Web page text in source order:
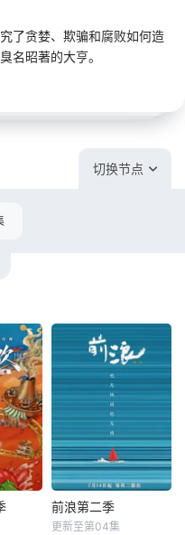
贪婪、欺骗和腐败如何造
名昭著的大亨。
切换节点
前浪第二季
更新至第04集